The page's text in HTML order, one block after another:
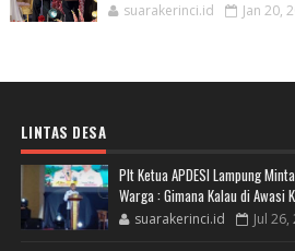
suarakerinci.id Jan 20,
LINTAS DESA
Plt Ketua APDESI Lampung
Warga : Gimana Kalau di Awasi
suarakerinci.id Jul 26,